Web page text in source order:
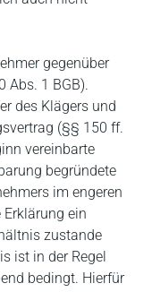
gegenüber
Abs. 1 BGB).
des Klägers und
(§§ 150 ff.
vereinbarte
begründete
im engeren
ein
zustande
ist in der Regel
bedingt. Hierfür